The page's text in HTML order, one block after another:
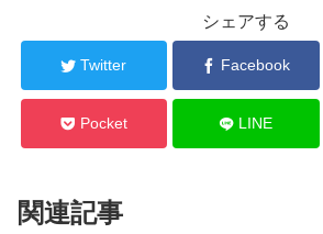
シェアする
Twitter Facebook
Pocket LINE
関連記事